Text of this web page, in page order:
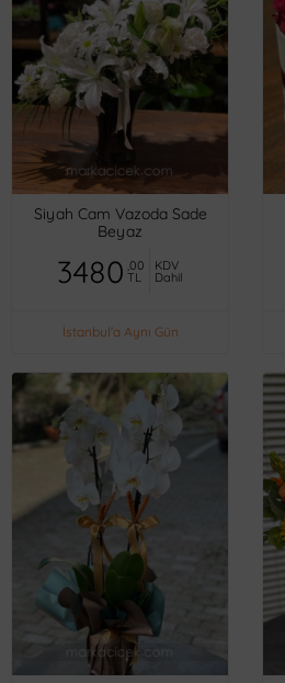
Siyah Cam Vazoda Sade
Beyaz
3480 ,00
TL
KDV
Dahil
İstanbul'a Aynı Gün